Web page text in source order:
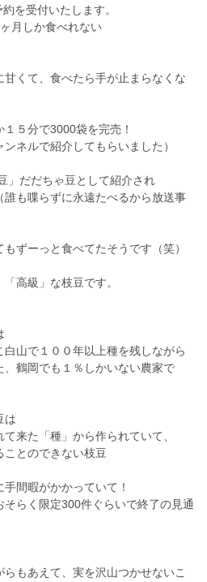
を受付いたします。
月しか食べれない
甘くて、食べたら手が止まらなくな
５分で3000袋を完売！
ネルで紹介してもらいました）
」だだちゃ豆として紹介され
も喋らずに永遠たべるから放送事
ずーっと食べてたそうです（笑）
高級」な枝豆です。
山で１００年以上種を残しながら
鶴岡でも１％しかいない農家で
は
来た「種」から作られていて、
ことのできない枝豆
間暇がかかっていて！
らく限定300件ぐらいで終了の見通
もあえて、実を沢山つかせないこ